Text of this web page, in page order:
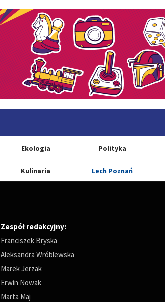
Ekologia Polityka
Kulinaria Lech Poznań
Zespół redakcyjny:
Franciszek Bryska
Aleksandra Wróblewska
Marek Jerzak
Erwin Nowak
Marta Maj